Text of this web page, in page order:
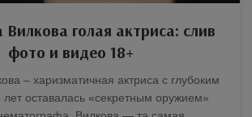
Вилкова голая актриса: слив
фото и видео 18+
– харизматичная актриса с глубоким
лет оставалась «секретным оружием»